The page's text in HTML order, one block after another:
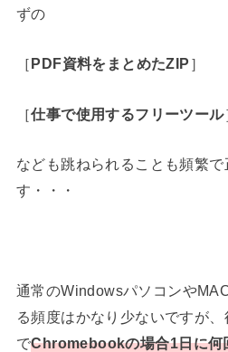
ずの
［ PDF資料をまとめたZIP ］
［仕事で使用するフリーツール
なども跳ねられることも頻繁
す・・・
通常のWindowsパソコンや
る頻度はかなり少ないですが
でChromebookの場合1日に何